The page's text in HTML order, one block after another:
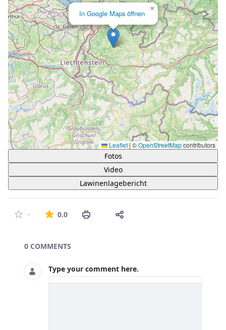
In Google Maps öffnen
×
Leaflet | ©OpenStreetMapcontributors
Fotos
Video
Lawinenlagebericht
- 0.0The average rating is 0 stars out of 5.
Asset Publisher
0 COMMENTS
Type your comment here.